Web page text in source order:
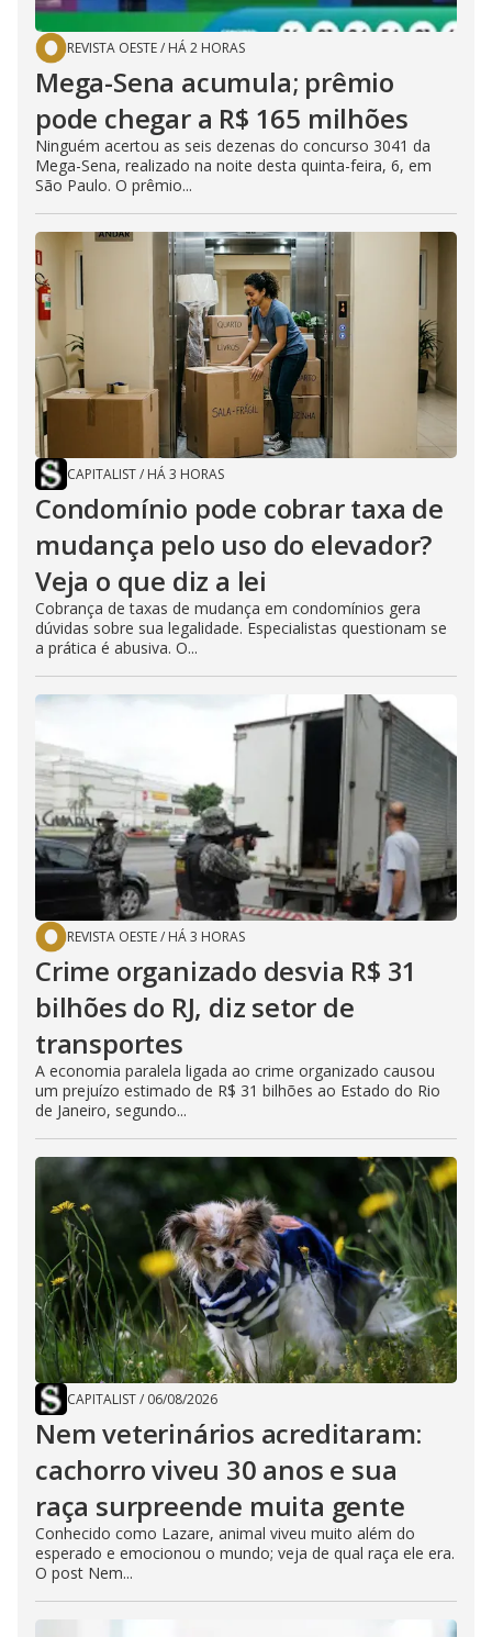
REVISTA OESTE/ HÁ 2 HORAS
Mega-Sena acumula; prêmio
pode chegar a R$ 165 milhões
Ninguém acertou as seis dezenas do concurso 3041 da
Mega-Sena, realizado na noite desta quinta-feira, 6, em
São Paulo. O prêmio...
CAPITALIST/ HÁ 3 HORAS
Condomínio pode cobrar taxa de
mudança pelo uso do elevador?
Veja o que diz a lei
Cobrança de taxas de mudança em condomínios gera
dúvidas sobre sua legalidade. Especialistas questionam se
a prática é abusiva. O...
REVISTA OESTE/ HÁ 3 HORAS
Crime organizado desvia R$ 31
bilhões do RJ, diz setor de
transportes
A economia paralela ligada ao crime organizado causou
um prejuízo estimado de R$ 31 bilhões ao Estado do Rio
de Janeiro, segundo...
CAPITALIST/ 06/08/2026
Nem veterinários acreditaram:
cachorro viveu 30 anos e sua
raça surpreende muita gente
Conhecido como Lazare, animal viveu muito além do
esperado e emocionou o mundo; veja de qual raça ele era.
O post Nem...